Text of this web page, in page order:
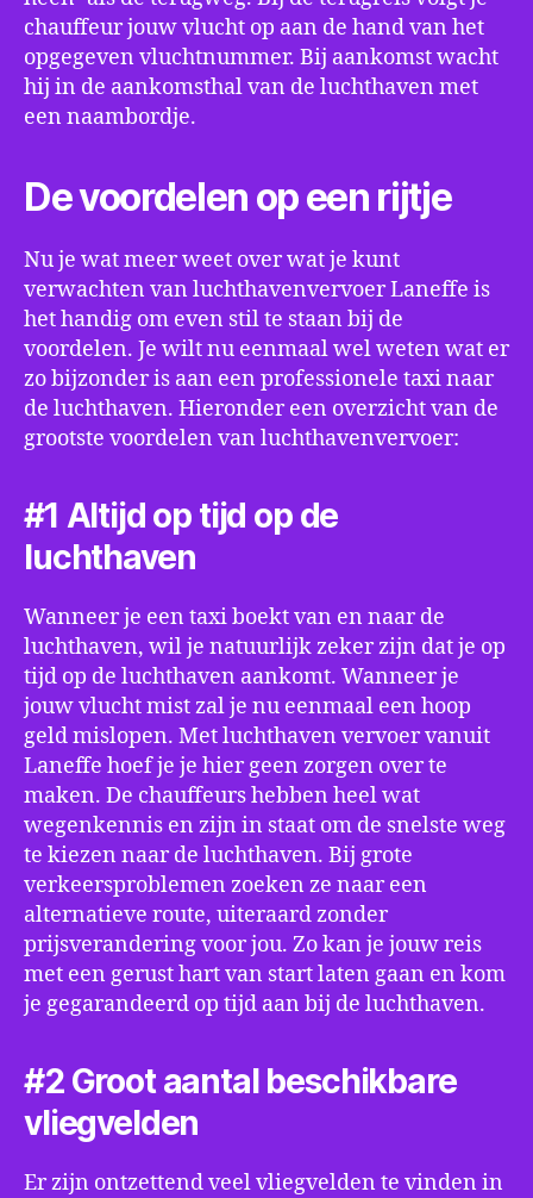
chauffeur jouw vlucht op aan de hand van het
opgegeven vluchtnummer. Bij aankomst wacht
hij in de aankomsthal van de luchthaven met
een naambordje.
De voordelen op een rijtje
Nu je wat meer weet over wat je kunt
verwachten van luchthavenvervoer Laneffe is
het handig om even stil te staan bij de
voordelen. Je wilt nu eenmaal wel weten wat er
zo bijzonder is aan een professionele taxi naar
de luchthaven. Hieronder een overzicht van de
grootste voordelen van luchthavenvervoer:
#1 Altijd op tijd op de
luchthaven
Wanneer je een taxi boekt van en naar de
luchthaven, wil je natuurlijk zeker zijn dat je op
tijd op de luchthaven aankomt. Wanneer je
jouw vlucht mist zal je nu eenmaal een hoop
geld mislopen. Met luchthaven vervoer vanuit
Laneffe hoef je je hier geen zorgen over te
maken. De chauffeurs hebben heel wat
wegenkennis en zijn in staat om de snelste weg
te kiezen naar de luchthaven. Bij grote
verkeersproblemen zoeken ze naar een
alternatieve route, uiteraard zonder
prijsverandering voor jou. Zo kan je jouw reis
met een gerust hart van start laten gaan en kom
je gegarandeerd op tijd aan bij de luchthaven.
#2 Groot aantal beschikbare
vliegvelden
Er zijn ontzettend veel vliegvelden te vinden in